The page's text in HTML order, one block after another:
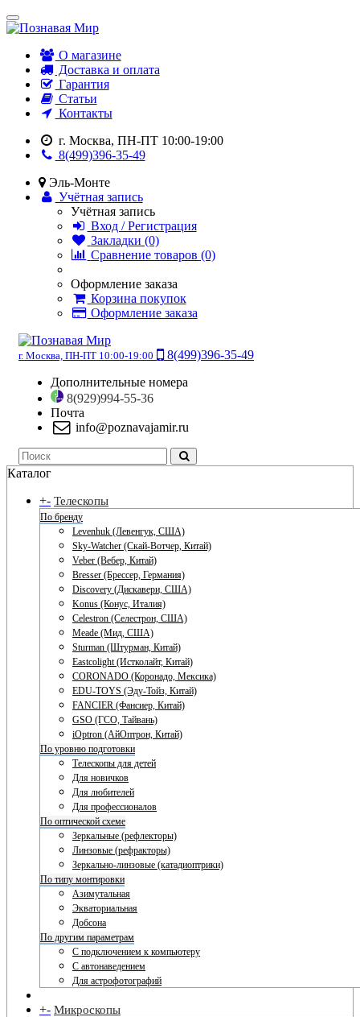
О магазине
Доставка и оплата
Гарантия
Статьи
Контакты
г. Москва, ПН-ПТ 10:00-19:00
8(499)396-35-49
Эль-Монте
Учётная запись
Учётная запись
Вход / Регистрация
Закладки (0)
Сравнение товаров (0)
Оформление заказа
Корзина покупок
Оформление заказа
г. Москва, ПН-ПТ 10:00-19:00
8(499)396-35-49
Дополнительные номера
8(929)994-55-36
Почта
info@poznavajamir.ru
Каталог
+- Телескопы
По бренду
Levenhuk (Левенгук, США)
Sky-Watcher (Скай-Вотчер, Китай)
Veber (Вебер, Китай)
Bresser (Брессер, Германия)
Discovery (Дискавери, США)
Konus (Конус, Италия)
Celestron (Селестрон, США)
Meade (Мид, США)
Sturman (Штурман, Китай)
Eastcolight (Истколайт, Китай)
CORONADO (Коронадо, Мексика)
EDU-TOYS (Эду-Тойз, Китай)
FANCIER (Фансиер, Китай)
GSO (ГСО, Тайвань)
iOptron (АйОптрон, Китай)
По уровню подготовки
Телескопы для детей
Для новичков
Для любителей
Для профессионалов
По оптической схеме
Зеркальные (рефлекторы)
Линзовые (рефракторы)
Зеркально-линзовые (катадиоптрики)
По типу монтировки
Азимутальная
Экваториальная
Добсона
По другим параметрам
С подключением к компьютеру
С автонаведением
Для астрофотографий
+- Микроскопы